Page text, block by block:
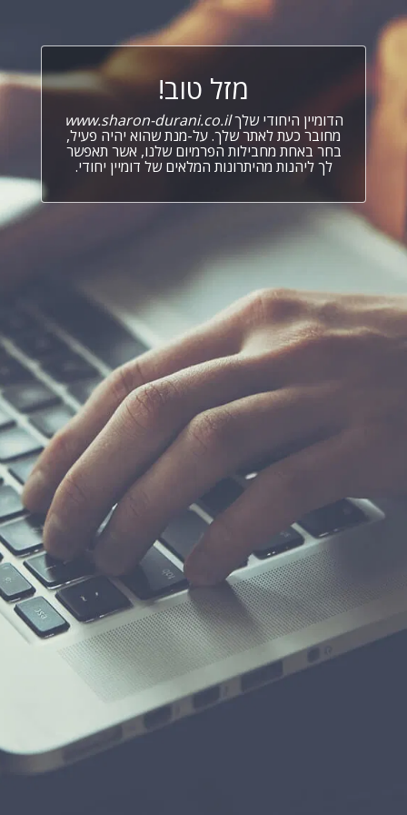
מזל טוב!
הדומיין היחודי שלךwww.sharon-durani.co.il
מחובר כעת לאתר שלך. על-מנת שהוא יהיה פעיל,
בחר באחת מחבילות הפרמיום שלנו, אשר תאפשר
לך ליהנות מהיתרונות המלאים של דומיין יחודי.